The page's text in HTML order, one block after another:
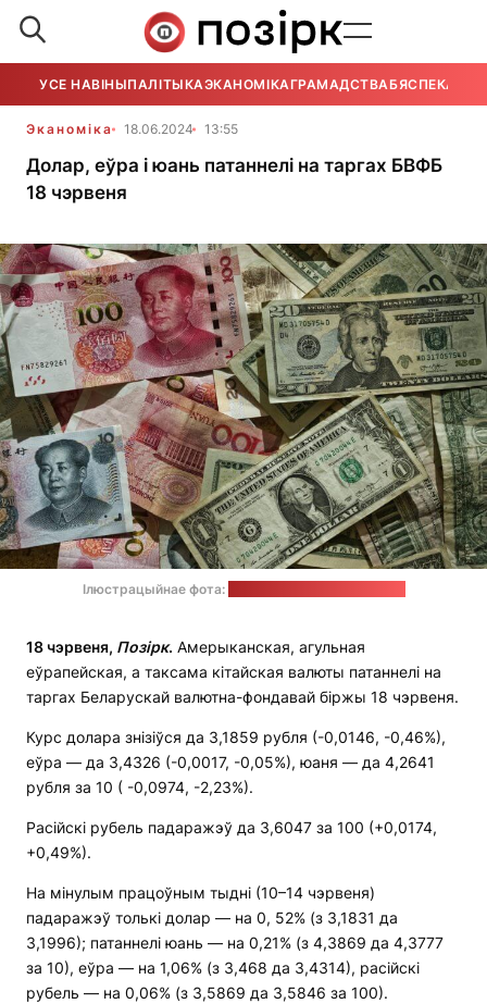
УСЕ НАВІНЫПАЛІТЫКАЭКАНОМІКАГРАМАДСТВАБЯСПЕКА
Эканоміка 18.06.2024 13:55
Долар, еўра і юань патаннелі на таргах БВФБ
18 чэрвеня
Ілюстрацыйнае фота:
18 чэрвеня, Позірк. Амерыканская, агульная
еўрапейская, а таксама кітайская валюты патаннелі на
таргах Беларускай валютна-фондавай біржы 18 чэрвеня.
Курс долара знізіўся да 3,1859 рубля (-0,0146, -0,46%),
еўра — да 3,4326 (-0,0017, -0,05%), юаня — да 4,2641
рубля за 10 ( -0,0974, -2,23%).
Расійскі рубель падаражэў да 3,6047 за 100 (+0,0174,
+0,49%).
На мінулым працоўным тыдні (10–14 чэрвеня)
падаражэў толькі долар — на 0, 52% (з 3,1831 да
3,1996); патаннелі юань — на 0,21% (з 4,3869 да 4,3777
за 10), еўра — на 1,06% (з 3,468 да 3,4314), расійскі
рубель — на 0,06% (з 3,5869 да 3,5846 за 100).